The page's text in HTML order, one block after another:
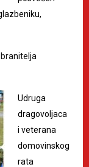
Udruga
dragovoljaca
i veterana
domovinskog
rata